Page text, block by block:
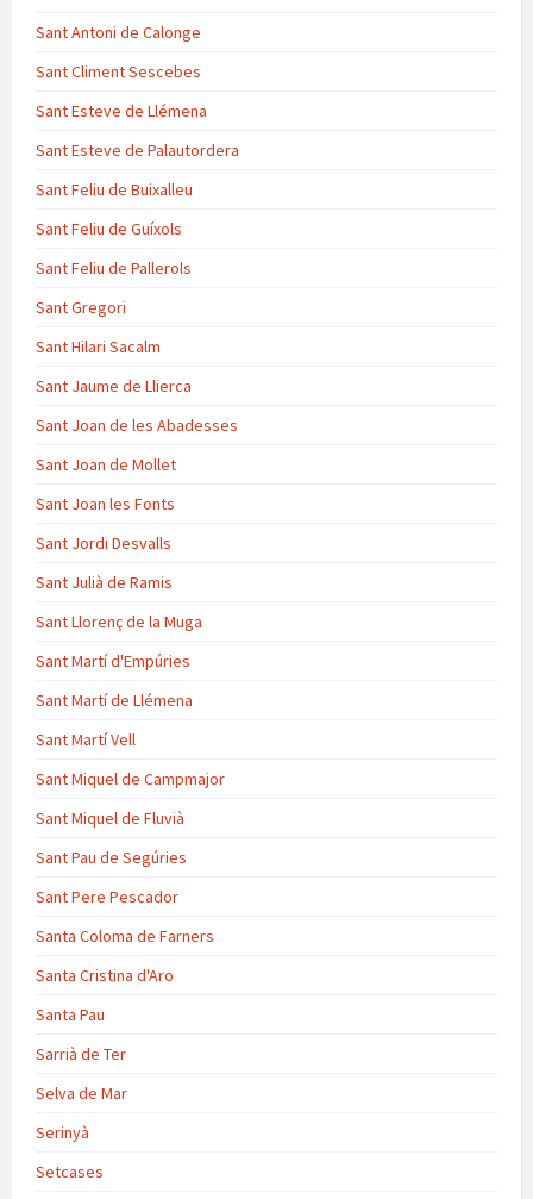
Sant Antoni de Calonge
Sant Climent Sescebes
Sant Esteve de Llémena
Sant Esteve de Palautordera
Sant Feliu de Buixalleu
Sant Feliu de Guíxols
Sant Feliu de Pallerols
Sant Gregori
Sant Hilari Sacalm
Sant Jaume de Llierca
Sant Joan de les Abadesses
Sant Joan de Mollet
Sant Joan les Fonts
Sant Jordi Desvalls
Sant Julià de Ramis
Sant Llorenç de la Muga
Sant Martí d'Empúries
Sant Martí de Llémena
Sant Martí Vell
Sant Miquel de Campmajor
Sant Miquel de Fluvià
Sant Pau de Segúries
Sant Pere Pescador
Santa Coloma de Farners
Santa Cristina d'Aro
Santa Pau
Sarrià de Ter
Selva de Mar
Serinyà
Setcases